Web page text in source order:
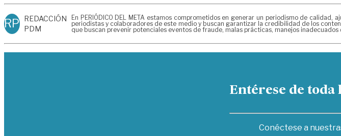
RP REDACCIÓN
PDM
En PERIÓDICO DEL META estamos comprometidos en generar un periodismo de
periodistas y colaboradores de este medio y buscan garantizar la credibilidad de los
que buscan prevenir potenciales eventos de fraude, malas prácticas, manejos
Entérese de
Conéctese a